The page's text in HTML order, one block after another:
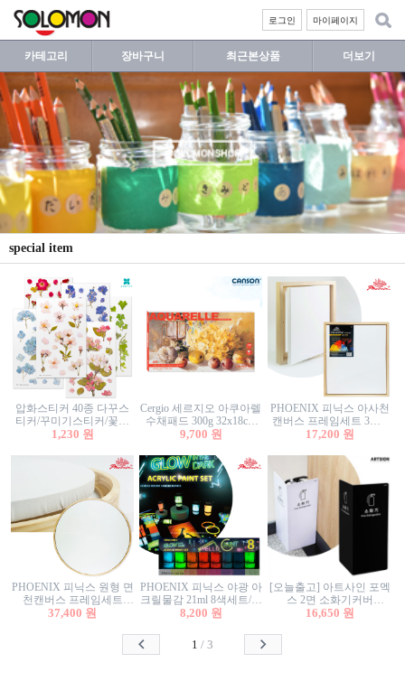
마이페이지
로그인
카테고리 장바구니 최근본상품 더보기
special item
압화스티커 40종 다꾸스
티커/꾸미기스티커/꽃스
티커/압화꽃책갈피/팬시
1,230 원
Cergio 세르지오 아쿠아렐
수채패드 300g 32x18cm
12매 1면제본
9,700 원
PHOENIX 피닉스 아사천
캔버스 프레임세트 3호F
27.3x22cm 캔버스와 올림
17,200 원
PHOENIX 피닉스 원형 면
천캔버스 프레임세트
40cm/원형캔버스/플로팅
37,400 원
PHOENIX 피닉스 야광 아
크릴물감 21ml 8색세트/야
광물감
8,200 원
[오늘출고] 아트사인 포멕
스 2면 소화기커버
1470/1471/소화기커버/소
함/소화기거치대/소화기
16,650 원
1 / 3